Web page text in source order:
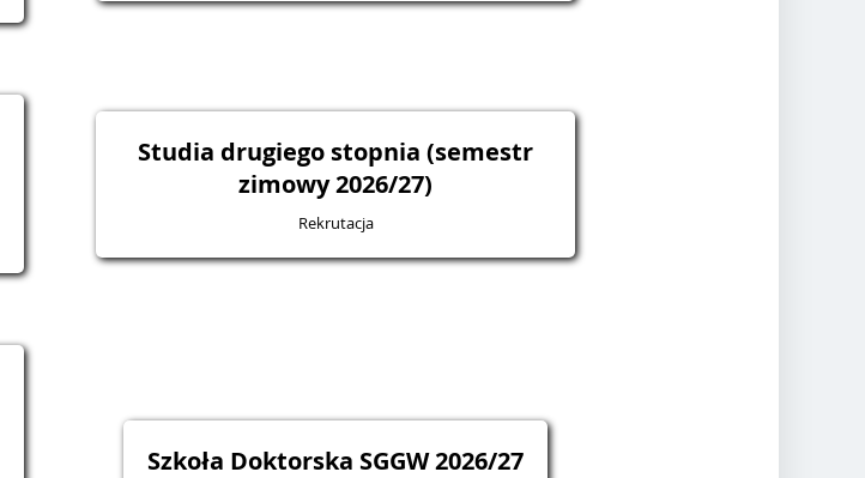
Studia drugiego stopnia (semestr
zimowy 2026/27)
Rekrutacja
Szkoła Doktorska SGGW 2026/27